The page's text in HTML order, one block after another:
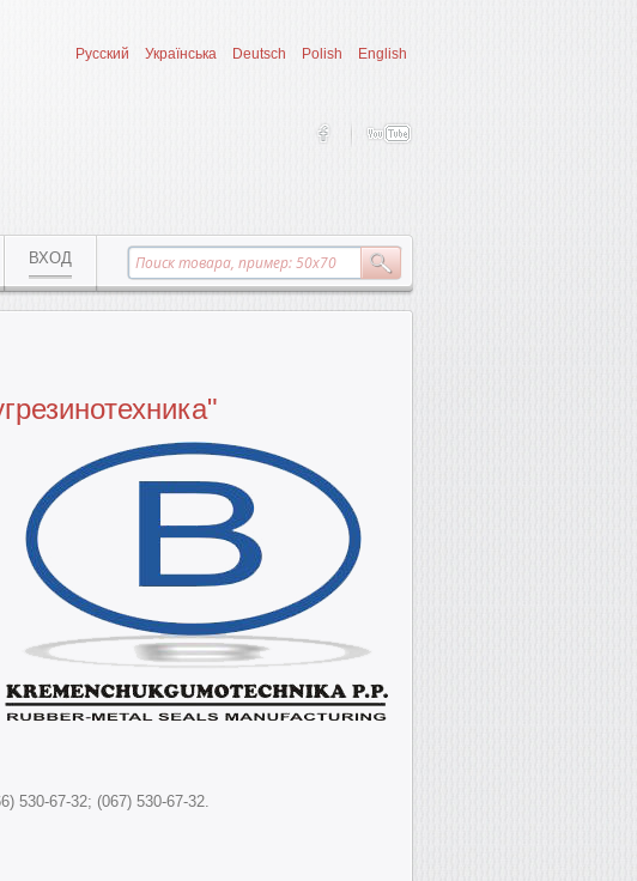
Русский Українська Deutsch Polish English
ВХОД
530-67-32; (067) 530-67-32.